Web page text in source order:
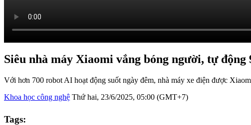
Siêu nhà máy Xiaomi vắng bóng người, tự động
Với hơn 700 robot AI hoạt động suốt ngày đêm, nhà máy xe điện được
Khoa học công nghệ Thứ hai, 23/6/2025, 05:00 (GMT+7)
Tags: